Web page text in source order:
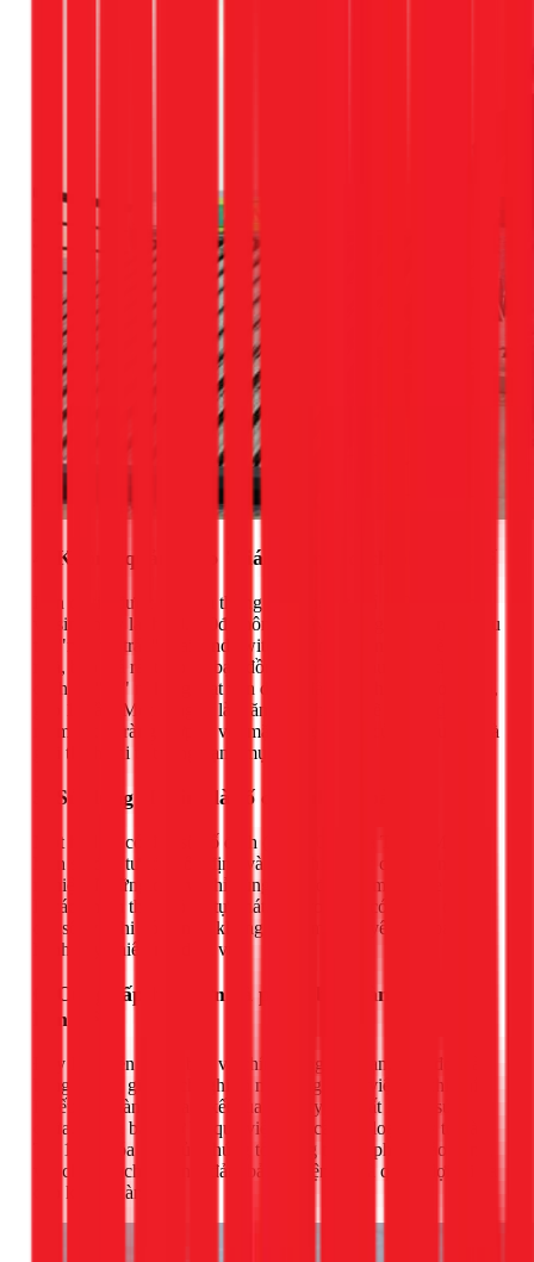
4. Không quảng cáo "giá rẻ" một cách phi thực tế
Bạn có tin được dịch vụ thông cống nghẹt chỉ 100.000đ hay
vệ sinh máy lạnh 80.000đ không? Đây thường là những chiêu
trò "mồi và tráo" (bait and switch) rất phổ biến. Thợ sẽ đến
nhà, báo giá rất thấp để bạn đồng ý, nhưng sau đó sẽ tìm mọi
cách để "vẽ" ra hàng loạt vấn đề và đẩy chi phí lên cao gấp 5,
gấp 10 lần. Một công ty làm ăn đàng hoàng sẽ có
niêm yết rõ ràng, hợp lý với mặt bằng chung của thị trường và
giải thích chi tiết từng hạng mục.
5. Sử dụng Hotline là số cố định (số bàn)
Một hotline có đầu số cố định (ví dụ: 028 của TPHCM) thể
hiện sự đầu tư, tính ổn định và sự nghiêm túc của doanh
nghiệp. Những đơn vị chỉ dùng số di động làm hotline có thể
là các nhóm thợ nhỏ lẻ, tự phát. Rủi ro là họ có thể dễ dàng
đổi số, và khi đó bạn sẽ không biết tìm ai để yêu cầu bảo
hành hay khiếu nại dịch vụ.
6. Cung cấp hóa đơn và phiếu bảo hành sau khi
làm việc
Đây là quyền lợi cơ bản và chính đáng của bạn. Hóa đơn là
bằng chứng giao dịch, ghi rõ nội dung công việc và chi phí.
Phiếu bảo hành là cam kết của công ty về chất lượng sửa
chữa. Đừng bao giờ bỏ qua việc yêu cầu hai loại giấy tờ này.
Tại 1Fix, hóa đơn của chúng tôi đồng thời là phiếu bảo hành,
với chính sách rõ ràng, đảm bảo sự tiện lợi và quyền lợi tối đa
cho khách hàng.